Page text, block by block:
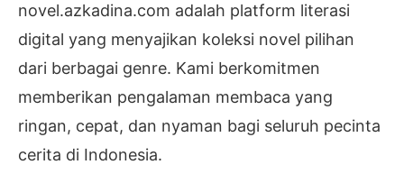
novel.azkadina.com adalah platform literasi
digital yang menyajikan koleksi novel pilihan
dari berbagai genre. Kami berkomitmen
memberikan pengalaman membaca yang
ringan, cepat, dan nyaman bagi seluruh pecinta
cerita di Indonesia.